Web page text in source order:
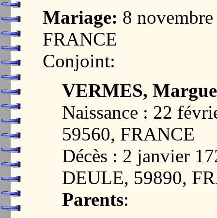
Mariage: 8
FRANCE
Conjoint:
VERMES,
Naissance : 22
59560, FRANCE
Décès : 2 janvier
DEULE, 59890,
Parents: